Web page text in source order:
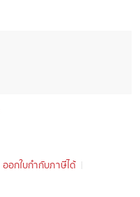
ออกใบกำกับภาษีได้